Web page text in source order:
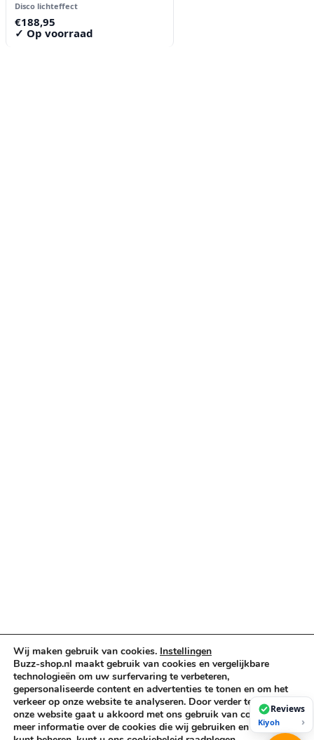
Disco lichteffect
€188,95
✓ Op voorraad
Privacybeleid
Cookiebeleid
Copyright © 2026 Buzz-Shop.nl. Alle rechten voorbehouden.
Wij maken gebruik van cookies. Instellingen
Buzz-shop.nl maakt gebruik van cookies en vergelijkbare
technologieën om uw surfervaring te verbeteren,
gepersonaliseerde content en advertenties te tonen en om het
verkeer op onze website te analyseren. Door verder te gaan op
onze website gaat u akkoord met ons gebruik van cookies. Voor
meer informatie over de cookies die wij gebruiken en hoe u deze
Reviews
Kiyoh ›